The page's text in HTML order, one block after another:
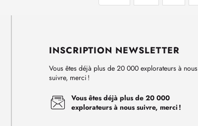
INSCRIPTION NEWSLETTER
Vous êtes déjà plus de 20 000 explorateurs à nous
suivre, merci !
Vous êtes déjà plus de 20 000
explorateurs à nous suivre, merci !